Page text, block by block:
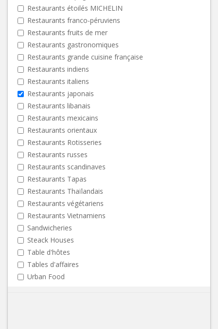
Restaurants étoilés MICHELIN
Restaurants franco-péruviens
Restaurants fruits de mer
Restaurants gastronomiques
Restaurants grande cuisine française
Restaurants indiens
Restaurants italiens
Restaurants japonais
Restaurants libanais
Restaurants mexicains
Restaurants orientaux
Restaurants Rotisseries
Restaurants russes
Restaurants scandinaves
Restaurants Tapas
Restaurants Thaïlandais
Restaurants végétariens
Restaurants Vietnamiens
Sandwicheries
Steack Houses
Table d'hôtes
Tables d'affaires
Urban Food